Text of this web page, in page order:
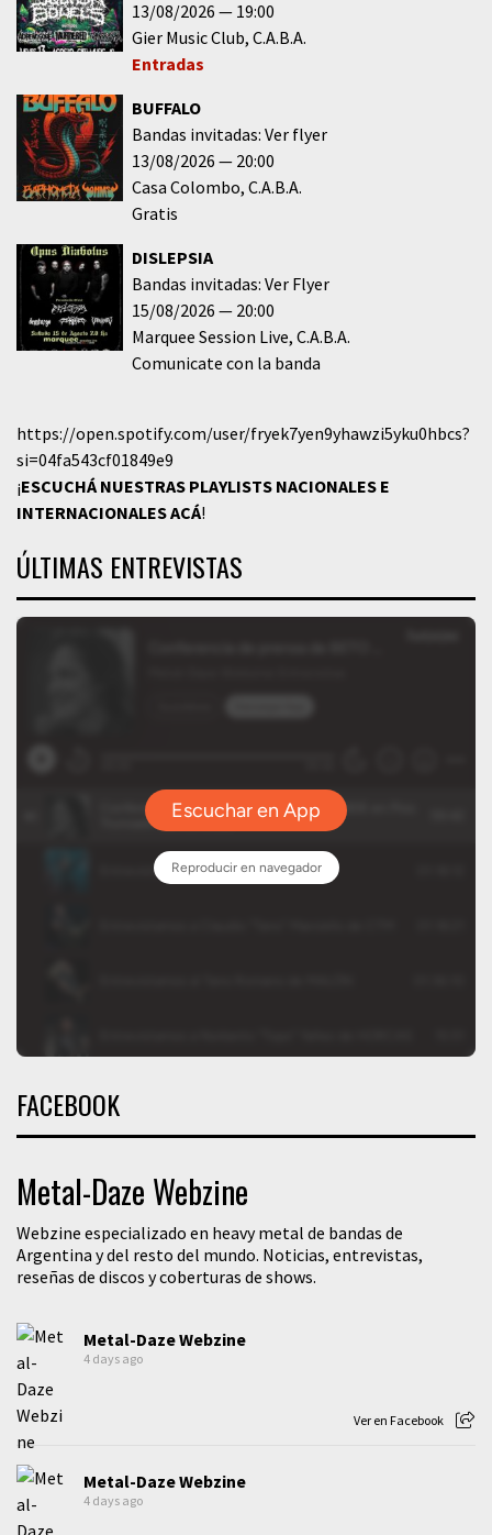
13/08/2026
19:00
Gier Music Club C.A.B.A.
Entradas
BUFFALO
Bandas invitadas: Ver flyer
13/08/2026
20:00
Casa Colombo C.A.B.A.
Gratis
DISLEPSIA
Bandas invitadas: Ver Flyer
15/08/2026
20:00
Marquee Session Live C.A.B.A.
Comunicate con la banda
https://open.spotify.com/user/fryek7yen9yhawzi5yku0hbcs?
si=04fa543cf01849e9
¡ESCUCHÁ NUESTRAS PLAYLISTS NACIONALES E
INTERNACIONALESACÁ!
ÚLTIMAS ENTREVISTAS
FACEBOOK
Metal-Daze Webzine
Webzine especializado en heavy metal de bandas de
Argentina y del resto del mundo. Noticias, entrevistas,
reseñas de discos y coberturas de shows.
Metal-Daze Webzine
4 days ago
Ver en Facebook
Metal-Daze Webzine
4 days ago